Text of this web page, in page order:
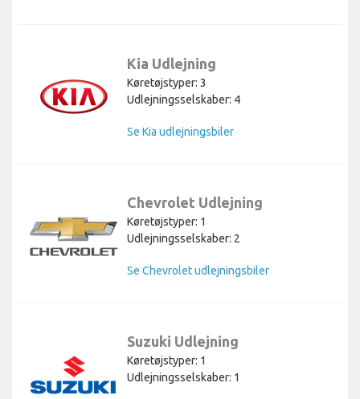
Kia Udlejning
Køretøjstyper: 3
Udlejningsselskaber: 4
Se Kia udlejningsbiler
Chevrolet Udlejning
Køretøjstyper: 1
Udlejningsselskaber: 2
Se Chevrolet udlejningsbiler
Suzuki Udlejning
Køretøjstyper: 1
Udlejningsselskaber: 1